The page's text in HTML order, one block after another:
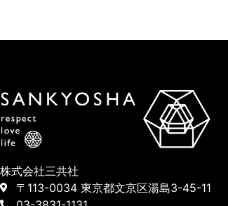
株式会社三共社
〒113-0034 東京都文京区湯島3-45-11